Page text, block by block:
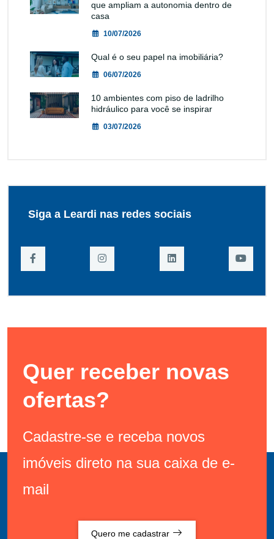
que ampliam a autonomia dentro de
casa
10/07/2026
Qual é o seu papel na imobiliária?
06/07/2026
10 ambientes com piso de ladrilho
hidráulico para você se inspirar
03/07/2026
Siga a Leardi nas redes sociais
Quer receber novas
ofertas?
Cadastre-se e receba novos
imóveis direto na sua caixa de e-
mail
Quero me cadastrar